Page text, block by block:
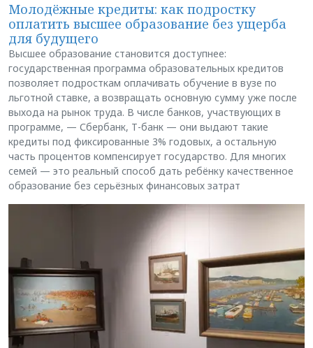
Молодёжные кредиты: как подростку
оплатить высшее образование без ущерба
для будущего
Высшее образование становится доступнее:
государственная программа образовательных кредитов
позволяет подросткам оплачивать обучение в вузе по
льготной ставке, а возвращать основную сумму уже после
выхода на рынок труда. В числе банков, участвующих в
программе, — Сбербанк, Т-банк — они выдают такие
кредиты под фиксированные 3% годовых, а остальную
часть процентов компенсирует государство. Для многих
семей — это реальный способ дать ребёнку качественное
образование без серьёзных финансовых затрат